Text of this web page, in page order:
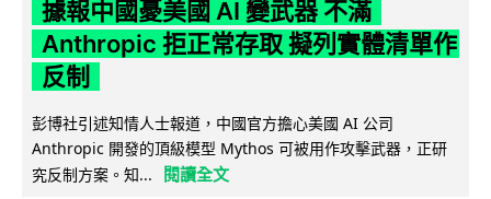
據報中國憂美國 AI 變武器 不滿
Anthropic 拒正常存取 擬列實體清單作
反制
彭博社引述知情人士報道，中國官方擔心美國 AI 公司
Anthropic 開發的頂級模型 Mythos 可被用作攻擊武器，正研
究反制方案。知...
閱讀全文